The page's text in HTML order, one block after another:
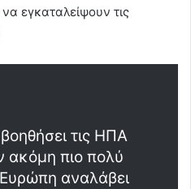
εγκαταλείψουν τις
τις ΗΠΑ
ακόμη πιο πολύ
αναλάβει